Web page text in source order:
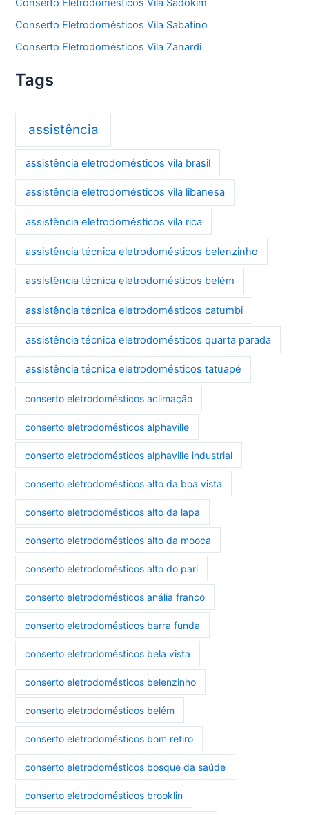
Conserto Eletrodomésticos Vila Sadokim
Conserto Eletrodomésticos Vila Sabatino
Conserto Eletrodomésticos Vila Zanardi
Tags
assistência
assistência eletrodomésticos vila brasil
assistência eletrodomésticos vila libanesa
assistência eletrodomésticos vila rica
assistência técnica eletrodomésticos belenzinho
assistência técnica eletrodomésticos belém
assistência técnica eletrodomésticos catumbi
assistência técnica eletrodomésticos quarta parada
assistência técnica eletrodomésticos tatuapé
conserto eletrodomésticos aclimação
conserto eletrodomésticos alphaville
conserto eletrodomésticos alphaville industrial
conserto eletrodomésticos alto da boa vista
conserto eletrodomésticos alto da lapa
conserto eletrodomésticos alto da mooca
conserto eletrodomésticos alto do pari
conserto eletrodomésticos anália franco
conserto eletrodomésticos barra funda
conserto eletrodomésticos bela vista
conserto eletrodomésticos belenzinho
conserto eletrodomésticos belém
conserto eletrodomésticos bom retiro
conserto eletrodomésticos bosque da saúde
conserto eletrodomésticos brooklin